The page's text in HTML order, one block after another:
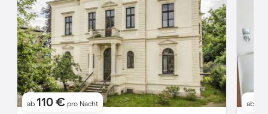
ab 110 € pro Nacht ab